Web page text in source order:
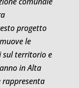
progetto
le
sul territorio e
in Alta
rappresenta